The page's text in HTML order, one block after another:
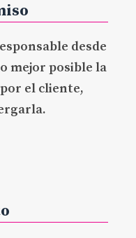
desde
mejor posible la
el cliente,